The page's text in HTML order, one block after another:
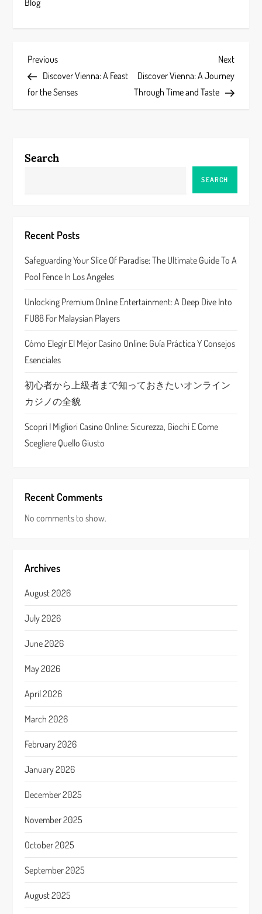
Blog
P
o
n
i
g
a
t
i
o
n
Previous
Post
Previous
Discover Vienna: A Feast
for the Senses
Next
Post
Next
Discover Vienna: A Journey
Through Time and Taste
Search
SEARCH
Recent Posts
Safeguarding Your Slice Of Paradise: The Ultimate Guide To A
Pool Fence In Los Angeles
Unlocking Premium Online Entertainment: A Deep Dive Into
FU88 For Malaysian Players
Cómo Elegir El Mejor Casino Online: Guía Práctica Y Consejos
Esenciales
初心者から上級者まで知っておきたいオンライン
カジノの全貌
Scopri I Migliori Casino Online: Sicurezza, Giochi E Come
Scegliere Quello Giusto
Recent Comments
No comments to show.
Archives
August 2026
July 2026
June 2026
May 2026
April 2026
March 2026
February 2026
January 2026
December 2025
November 2025
October 2025
September 2025
August 2025